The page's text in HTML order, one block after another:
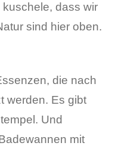
dass wir
sind hier oben.
die nach
werden. Es gibt
Und
mit